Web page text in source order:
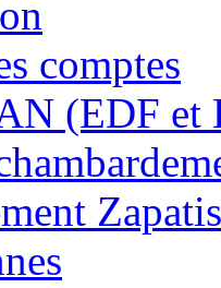
comptes
(EDF et